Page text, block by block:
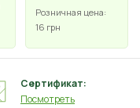
Розничная цена:
16 грн
Сертификат:
Посмотреть